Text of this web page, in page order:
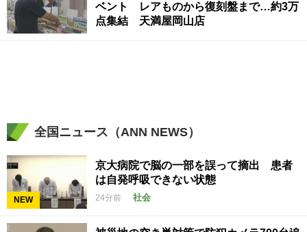
ベント レアものから復刻盤まで…約3万
点集結 天満屋岡山店
全国ニュース（ANN NEWS）
NEW
京大病院で脳の一部を誤って摘出 患者
は自発呼吸できない状態
24分前 社会